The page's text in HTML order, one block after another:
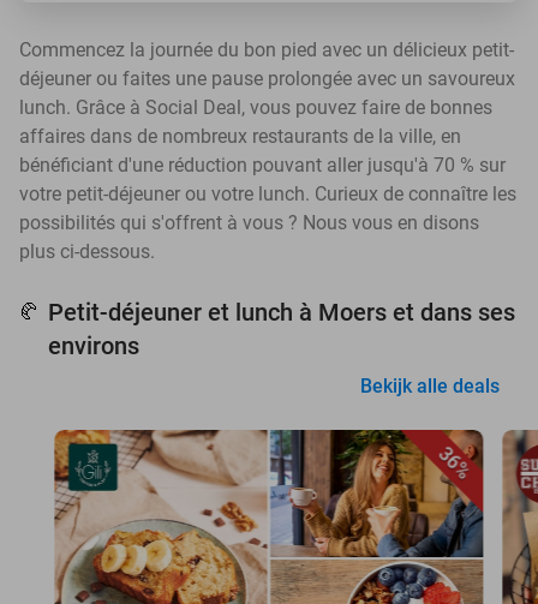
Commencez la journée du bon pied avec un délicieux petit-
déjeuner ou faites une pause prolongée avec un savoureux
lunch. Grâce à Social Deal, vous pouvez faire de bonnes
affaires dans de nombreux restaurants de la ville, en
bénéficiant d'une réduction pouvant aller jusqu'à 70 % sur
votre petit-déjeuner ou votre lunch. Curieux de connaître les
possibilités qui s'offrent à vous ? Nous vous en disons
plus ci-dessous.
🥐 Petit-déjeuner et lunch à Moers et dans ses
environs
Bekijk alle deals
36%